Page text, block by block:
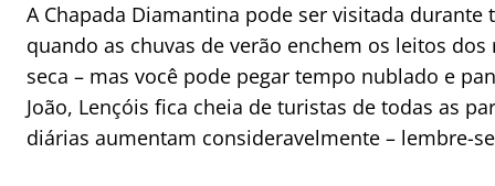
A Chapada Diamantina pode ser visitada
quando as chuvas de verão enchem os leitos
seca – mas você pode pegar tempo nublado e
João, Lençóis fica cheia de turistas de todas as
diárias aumentam consideravelmente – lembre-